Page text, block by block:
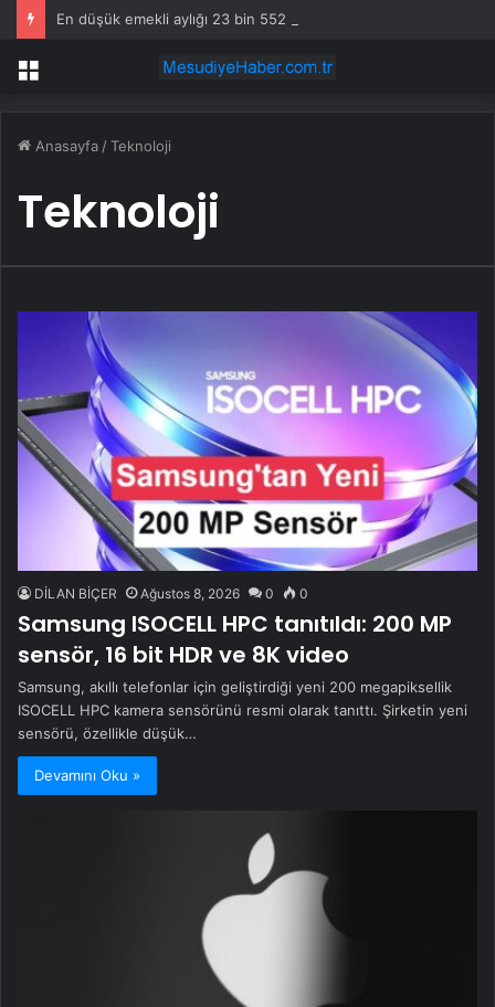
En düşük emekli aylığı 23 bin 552 liraya yükseltildi
Menü
Anasayfa /Teknoloji
Teknoloji
DİLAN BİÇER Ağustos 8, 2026 0 0
Samsung ISOCELL HPC tanıtıldı: 200 MP
sensör, 16 bit HDR ve 8K video
Samsung, akıllı telefonlar için geliştirdiği yeni 200 megapiksellik
ISOCELL HPC kamera sensörünü resmi olarak tanıttı. Şirketin yeni
sensörü, özellikle düşük…
Devamını Oku »